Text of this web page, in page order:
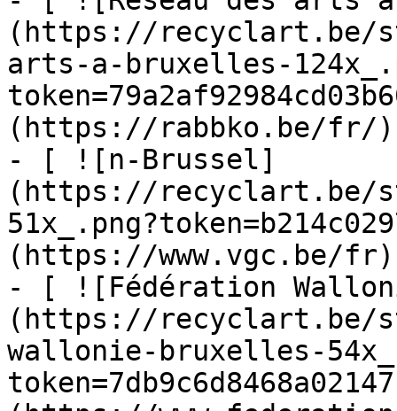
(https://recyclart.be/
arts-a-bruxelles-
(https://rabbko.be/fr/)
- [ ![n-Brussel]
(https://recyclart.be/
(https://www.vgc.be/fr)
- [ ![Fédération
(https://recyclart.be/
wallonie-bruxelles-